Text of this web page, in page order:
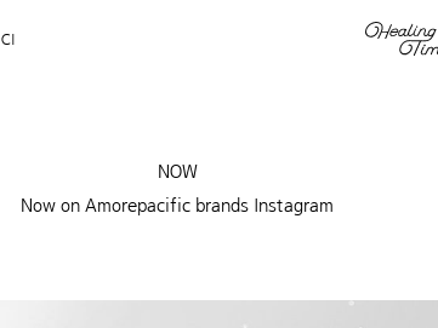
CI
NOW
Now on Amorepacific brands Instagram